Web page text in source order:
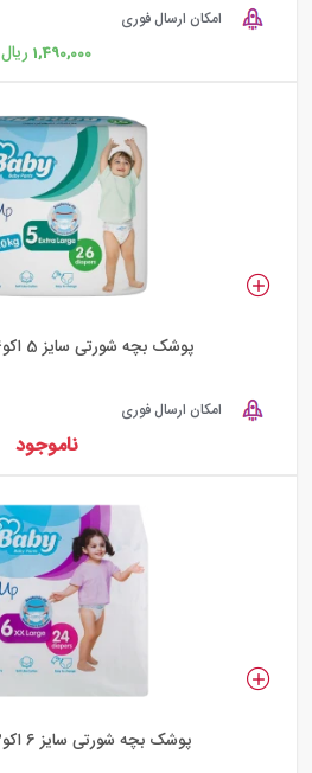
امکان ارسال فوری
1,490,000 ریال
پوشک بچه شورتی سایز 5 اکو4+22 مای بیبی
امکان ارسال فوری
ناموجود
پوشک بچه شورتی سایز 6 اکو3+21 مای بیبی